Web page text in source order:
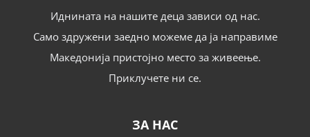
Иднината на нашите деца зависи од нас.
Само здружени заедно можеме да ја направиме
Македонија пристојно место за живеење.
Приклучете ни се.
ЗА НАС